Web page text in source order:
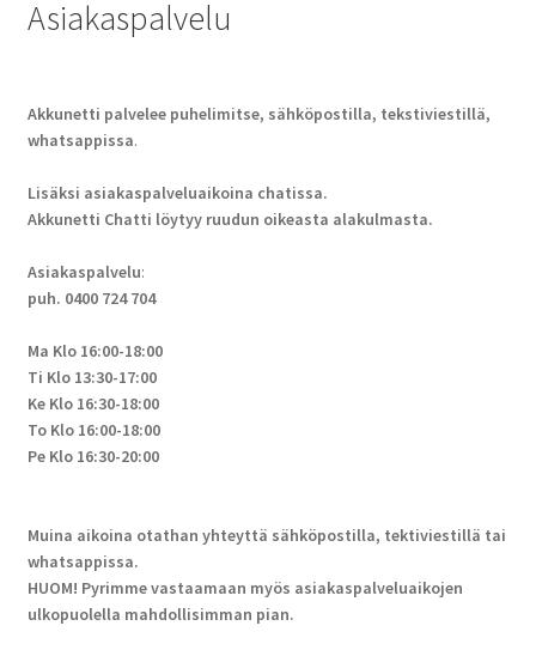
Asiakaspalvelu
Akkunetti palvelee puhelimitse, sähköpostilla, tekstiviestillä,
whatsappissa.
Lisäksi asiakaspalveluaikoina chatissa.
Akkunetti Chatti löytyy ruudun oikeasta alakulmasta.
Asiakaspalvelu:
puh. 0400 724 704
Ma Klo 16:00-18:00
Ti Klo 13:30-17:00
Ke Klo 16:30-18:00
To Klo 16:00-18:00
Pe Klo 16:30-20:00
Muina aikoina otathan yhteyttä sähköpostilla, tektiviestillä tai
whatsappissa.
HUOM! Pyrimme vastaamaan myös asiakaspalveluaikojen
ulkopuolella mahdollisimman pian.